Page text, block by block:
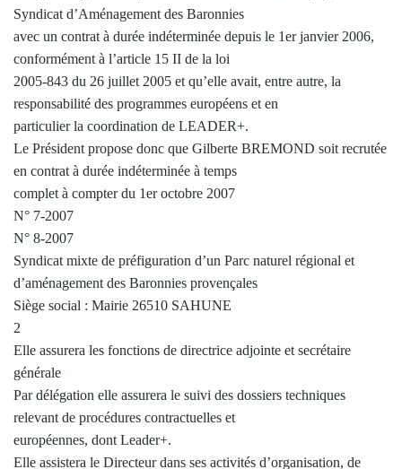
Syndicat d’Aménagement des Baronnies
avec un contrat à durée indéterminée depuis le 1er janvier 2006,
conformément à l’article 15 II de la loi
2005-843 du 26 juillet 2005 et qu’elle avait, entre autre, la
responsabilité des programmes européens et en
particulier la coordination de LEADER+.
Le Président propose donc que Gilberte BREMOND soit recrutée
en contrat à durée indéterminée à temps
complet à compter du 1er octobre 2007
N° 7-2007
N° 8-2007
Syndicat mixte de préfiguration d’un Parc naturel régional et
d’aménagement des Baronnies provençales
Siège social : Mairie 26510 SAHUNE
2
Elle assurera les fonctions de directrice adjointe et secrétaire
générale
Par délégation elle assurera le suivi des dossiers techniques
relevant de procédures contractuelles et
européennes, dont Leader+.
Elle assistera le Directeur dans ses activités d’organisation, de